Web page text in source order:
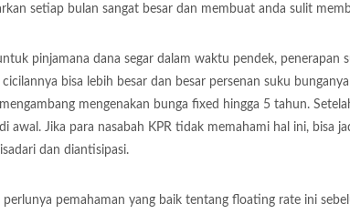
setiap bulan sangat besar dan membuat anda sulit
pinjamana dana segar dalam waktu pendek, penerapan
cicilannya bisa lebih besar dan besar persenan suku
mengenakan bunga fixed hingga 5 tahun.
awal. Jika para nasabah KPR tidak memahami hal ini, bisa
dan diantisipasi.
pemahaman yang baik tentang floating rate ini